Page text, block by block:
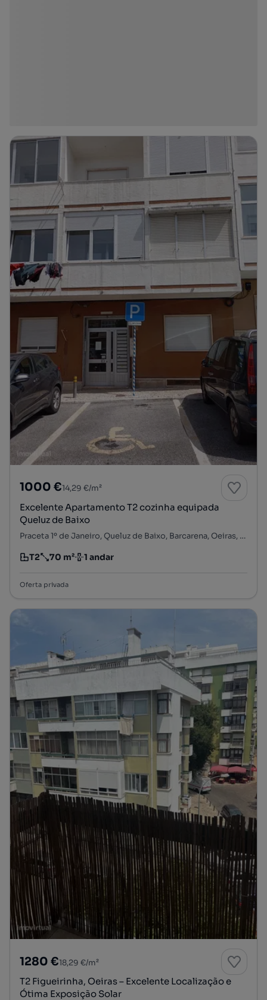
1000 €14,29 €/m²
Excelente Apartamento T2 cozinha equipada
Queluz de Baixo
Praceta 1º de Janeiro, Queluz de Baixo, Barcarena, Oeiras, Lisboa
Tipologia
T2
Preço por metro quadrado
70 m²
Andar 1 andar
Oferta privada
1280 €18,29 €/m²
T2 Figueirinha, Oeiras – Excelente Localização e
Ótima Exposição Solar